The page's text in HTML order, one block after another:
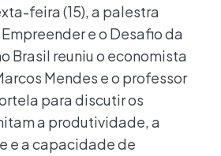
feira (15), a palestra
e o Desafio da
Brasil reuniu o economista
Mendes e o professor
para discutir os
a produtividade, a
e a capacidade de